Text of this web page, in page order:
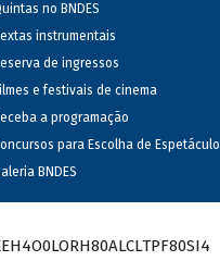
no BNDES
instrumentais
de ingressos
e festivais de cinema
a programação
para Escolha de
BNDES